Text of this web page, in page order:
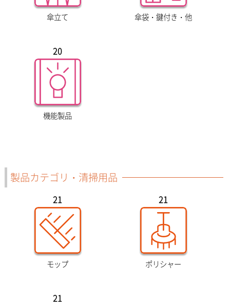
傘立て 傘袋・鍵付き・他
20
機能製品
製品カテゴリ・清掃用品
21
モップ
21
ポリシャー
21